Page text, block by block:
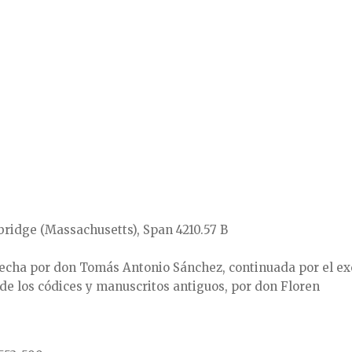
(Massachusetts), Span 4210.57 B
por don Tomás Antonio Sánchez, continuada por el
los códices y manuscritos antiguos, por don Floren